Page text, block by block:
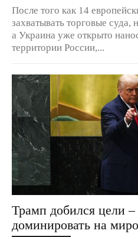
После того как 14
захватывать торговые
а Украина уже открыто
территории России,...
Трамп добился цели
доминировать на